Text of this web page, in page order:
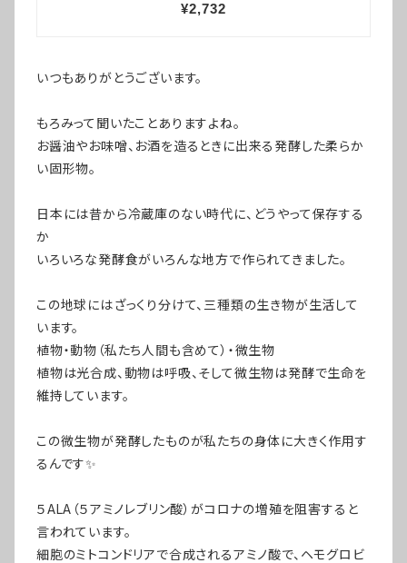
いつもありがとうございます。
もろみって聞いたことありますよね。
お醤油やお味噌、お酒を造るときに出来る発酵した柔らか
い固形物。
日本には昔から冷蔵庫のない時代に、どうやって保存する
か
いろいろな発酵食がいろんな地方で作られてきました。
この地球にはざっくり分けて、三種類の生き物が生活して
います。
植物・動物（私たち人間も含めて）・微生物
植物は光合成、動物は呼吸、そして微生物は発酵で生命を
維持しています。
この微生物が発酵したものが私たちの身体に大きく作用す
るんです✨
５ALA（５アミノレブリン酸）がコロナの増殖を阻害すると
言われています。
細胞のミトコンドリアで合成されるアミノ酸で、ヘモグロビ